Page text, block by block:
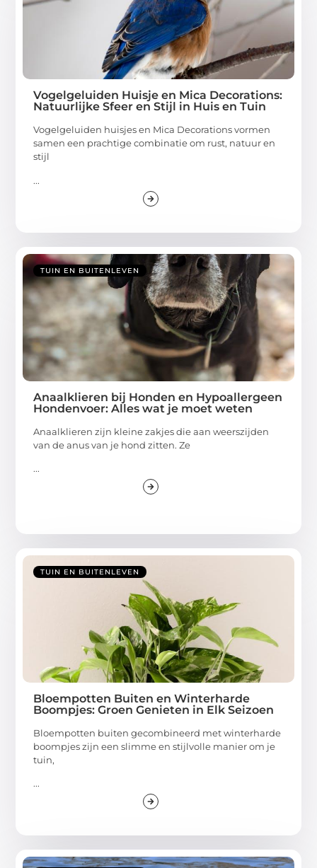
Vogelgeluiden Huisje en Mica Decorations:
Natuurlijke Sfeer en Stijl in Huis en Tuin
Vogelgeluiden huisjes en Mica Decorations vormen
samen een prachtige combinatie om rust, natuur en
stijl
...
TUIN EN BUITENLEVEN
Anaalklieren bij Honden en Hypoallergeen
Hondenvoer: Alles wat je moet weten
Anaalklieren zijn kleine zakjes die aan weerszijden
van de anus van je hond zitten. Ze
...
TUIN EN BUITENLEVEN
Bloempotten Buiten en Winterharde
Boompjes: Groen Genieten in Elk Seizoen
Bloempotten buiten gecombineerd met winterharde
boompjes zijn een slimme en stijlvolle manier om je
tuin,
...